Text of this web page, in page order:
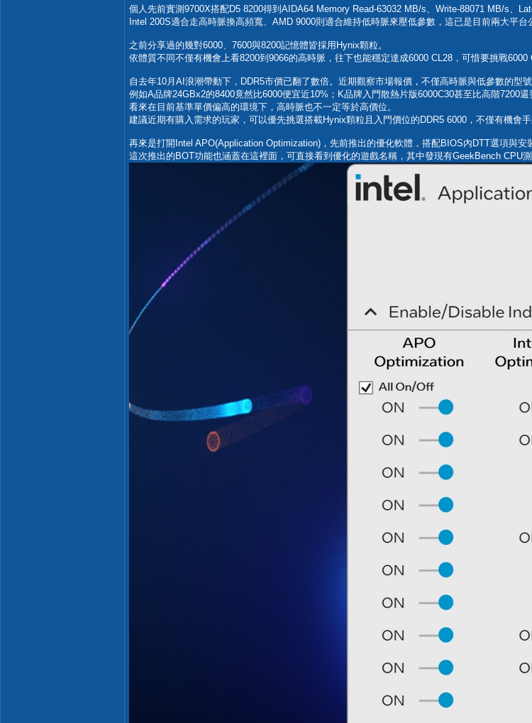
個人先前實測9700X搭配D5 8200得到AIDA64 Memory Read-63032 MB/s、Write-88071 MB/s、
Intel 200S適合走高時脈換高頻寬、AMD 9000則適合維持低時脈來壓低參數，這已是目前兩大平台
之前分享過的幾對6000、7600與8200記憶體皆採用Hynix顆粒。
依體質不同不僅有機會上看8200到9066的高時脈，往下也能穩定達成6000 CL28，可惜要挑戰6000
自去年10月AI浪潮帶動下，DDR5市價已翻了數倍。近期觀察市場報價，不僅高時脈與低參數的型
例如A品牌24GBx2的8400竟然比6000便宜近10%；K品牌入門散熱片版6000C30甚至比高階7200還
看來在目前基準單價偏高的環境下，高時脈也不一定等於高價位。
建議近期有購入需求的玩家，可以優先挑選搭載Hynix顆粒且入門價位的DDR5 6000，不僅有機會
再來是打開Intel APO(Application Optimization)，先前推出的優化軟體，搭配BIOS內DTT選項與安
這次推出的BOT功能也涵蓋在這裡面，可直接看到優化的遊戲名稱，其中發現有GeekBench CPU